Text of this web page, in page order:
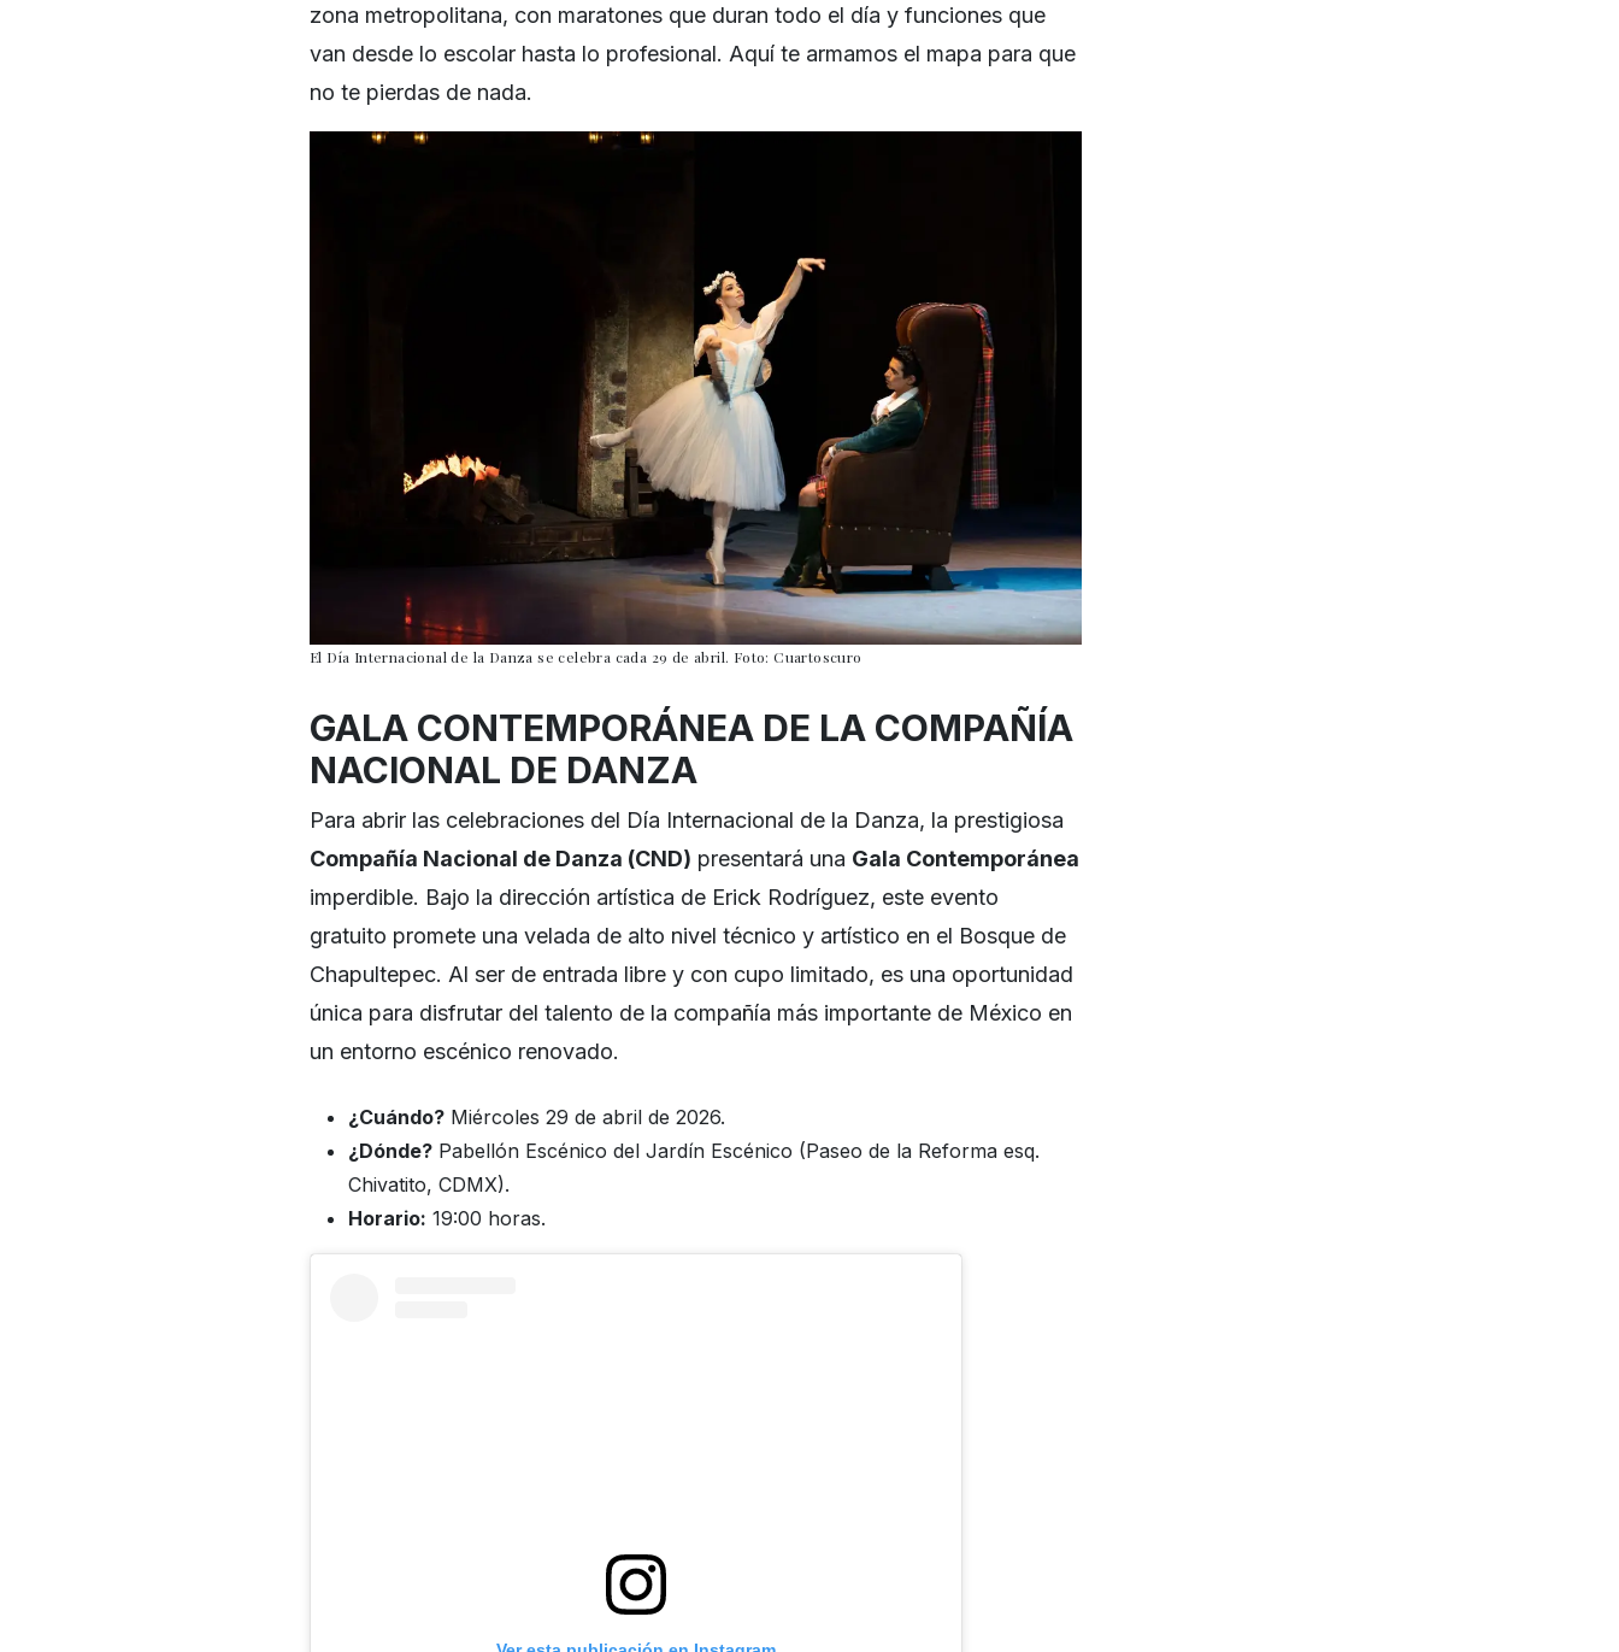
zona metropolitana, con maratones que duran todo el día y funciones que
van desde lo escolar hasta lo profesional. Aquí te armamos el mapa para que
no te pierdas de nada.
El Día Internacional de la Danza se celebra cada 29 de abril. Foto: Cuartoscuro
GALA CONTEMPORÁNEA DE LA COMPAÑÍA
NACIONAL DE DANZA
Para abrir las celebraciones del Día Internacional de la Danza, la prestigiosa
Compañía Nacional de Danza (CND) presentará una Gala Contemporánea
imperdible. Bajo la dirección artística de Erick Rodríguez, este evento
gratuito promete una velada de alto nivel técnico y artístico en el Bosque de
Chapultepec. Al ser de entrada libre y con cupo limitado, es una oportunidad
única para disfrutar del talento de la compañía más importante de México en
un entorno escénico renovado.
¿Cuándo? Miércoles 29 de abril de 2026.
¿Dónde? Pabellón Escénico del Jardín Escénico (Paseo de la Reforma esq.
Chivatito, CDMX).
Horario: 19:00 horas.